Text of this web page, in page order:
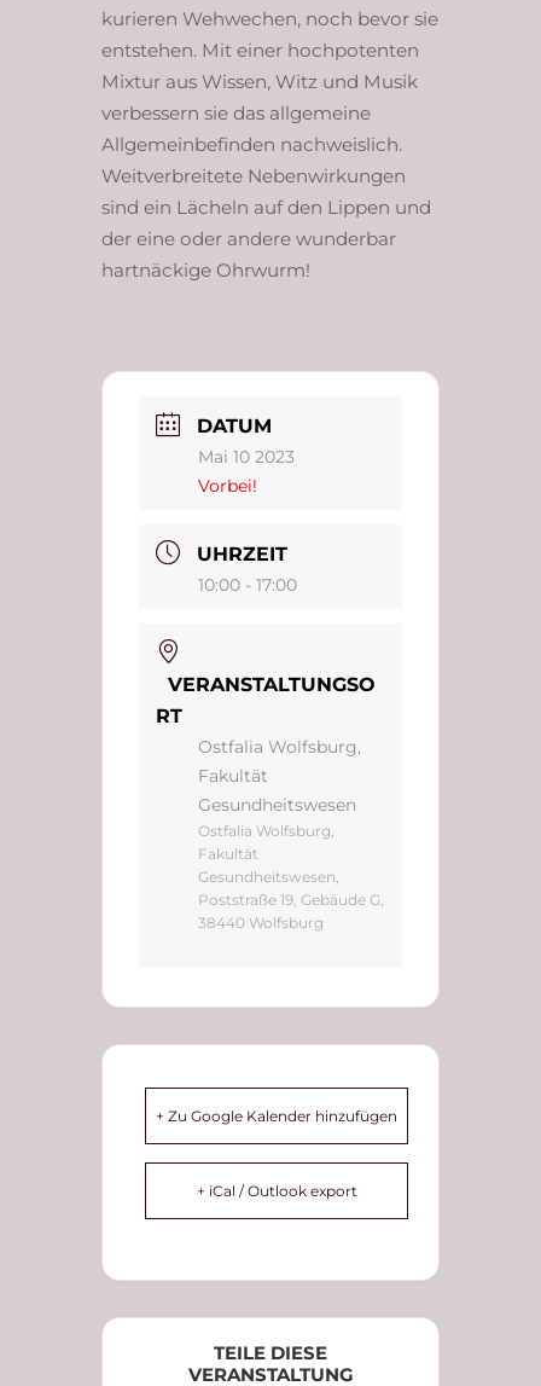
kurieren Wehwechen, noch bevor sie
entstehen. Mit einer hochpotenten
Mixtur aus Wissen, Witz und Musik
verbessern sie das allgemeine
Allgemeinbefinden nachweislich.
Weitverbreitete Nebenwirkungen
sind ein Lächeln auf den Lippen und
der eine oder andere wunderbar
hartnäckige Ohrwurm!
DATUM
Mai 10 2023
Vorbei!
UHRZEIT
10:00 - 17:00
VERANSTALTUNGSO
RT
Ostfalia Wolfsburg,
Fakultät
Gesundheitswesen
Ostfalia Wolfsburg,
Fakultät
Gesundheitswesen,
Poststraße 19, Gebäude G,
38440 Wolfsburg
+ Zu Google Kalender hinzufügen
+ iCal / Outlook export
TEILE DIESE
VERANSTALTUNG